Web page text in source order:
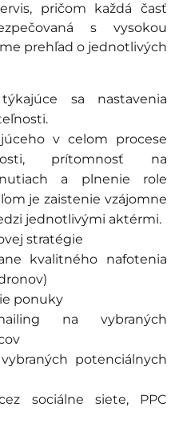
pričom každá časť
s vysokou
prehľad o jednotlivých
sa nastavenia
v celom procese
prítomnosť na
a plnenie role
je zaistenie vzájomne
jednotlivými aktérmi.
stratégie
kvalitného nafotenia
ponuky
na vybraných
potenciálnych
sociálne siete, PPC